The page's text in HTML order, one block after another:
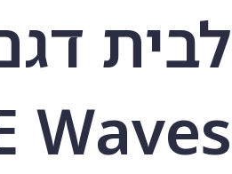
לבית
Waves